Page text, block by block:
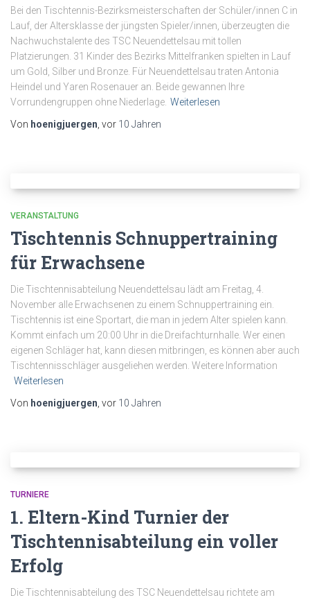
Bei den Tischtennis-Bezirksmeisterschaften der Schüler/innen C in
Lauf, der Altersklasse der jüngsten Spieler/innen, überzeugten die
Nachwuchstalente des TSC Neuendettelsau mit tollen
Platzierungen. 31 Kinder des Bezirks Mittelfranken spielten in Lauf
um Gold, Silber und Bronze. Für Neuendettelsau traten Antonia
Heindel und Yaren Rosenauer an. Beide gewannen Ihre
Vorrundengruppen ohne Niederlage. Weiterlesen
Von hoenigjuergen, vor 10 Jahren
VERANSTALTUNG
Tischtennis Schnuppertraining
für Erwachsene
Die Tischtennisabteilung Neuendettelsau lädt am Freitag, 4.
November alle Erwachsenen zu einem Schnuppertraining ein.
Tischtennis ist eine Sportart, die man in jedem Alter spielen kann.
Kommt einfach um 20:00 Uhr in die Dreifachturnhalle. Wer einen
eigenen Schläger hat, kann diesen mitbringen, es können aber auch
Tischtennisschläger ausgeliehen werden. Weitere Information
Weiterlesen
Von hoenigjuergen, vor 10 Jahren
TURNIERE
1. Eltern-Kind Turnier der
Tischtennisabteilung ein voller
Erfolg
Die Tischtennisabteilung des TSC Neuendettelsau richtete am